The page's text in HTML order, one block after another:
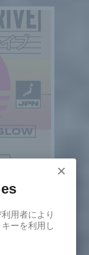
×
用者により
ーを利用し